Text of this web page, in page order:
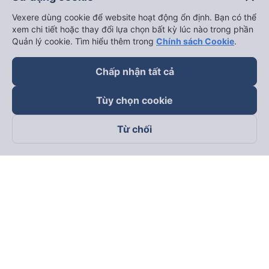
Theo dõi chúng tôi trên
Vexere dùng cookie để website hoạt động ổn định. Bạn có thể
xem chi tiết hoặc thay đổi lựa chọn bất kỳ lúc nào trong phần
Quản lý cookie. Tìm hiểu thêm trong Chính sách Cookie.
Chấp nhận tất cả
Tùy chọn cookie
Từ chối